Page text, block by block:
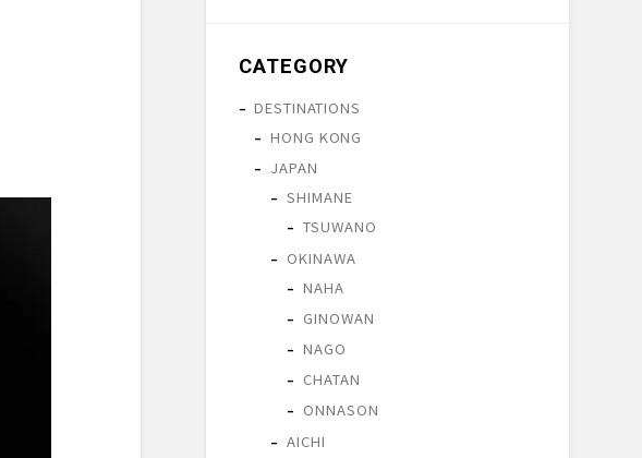
CATEGORY
DESTINATIONS
HONG KONG
JAPAN
SHIMANE
TSUWANO
OKINAWA
NAHA
GINOWAN
NAGO
CHATAN
ONNASON
AICHI